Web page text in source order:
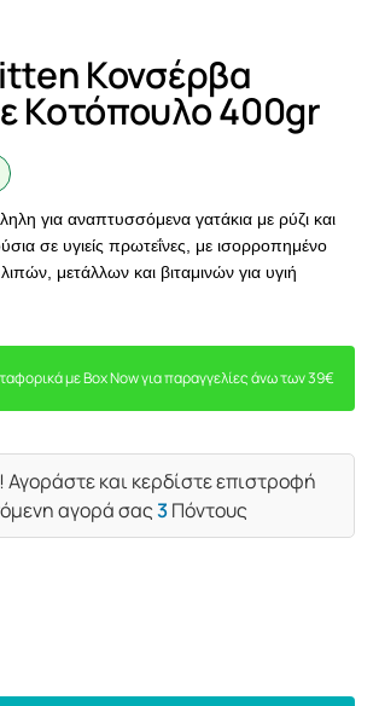
Κονσέρβα
Κοτόπουλο 400gr
για αναπτυσσόμενα γατάκια με ρύζι και
σε υγιείς πρωτεΐνες, με ισορροπημένο
μετάλλων και βιταμινών για υγιή
με Box Now για παραγγελίες άνω των 39€
και κερδίστε επιστροφή
αγορά σας3Πόντους